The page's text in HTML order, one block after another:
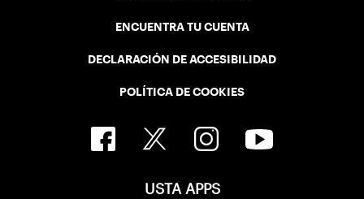
ENCUENTRA TU CUENTA
DECLARACIÓN DE ACCESIBILIDAD
POLÍTICA DE COOKIES
USTA APPS